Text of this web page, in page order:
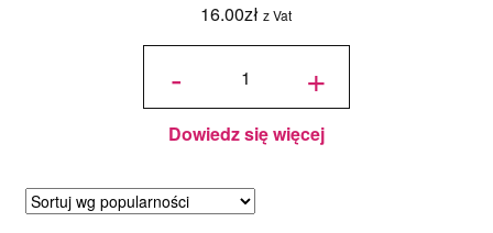
16.00zł z Vat
-
ilość
40 - 10
cm -
Czarny +
Dowiedz się więcej